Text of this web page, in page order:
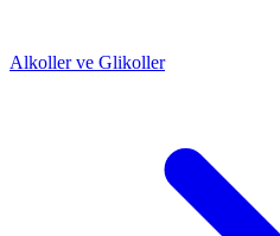
Alkoller ve Glikoller